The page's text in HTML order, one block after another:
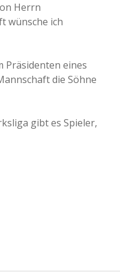
Herrn
wünsche ich
Präsidenten eines
die Söhne
gibt es Spieler,